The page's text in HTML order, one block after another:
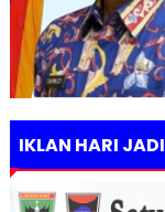
IKLAN HARI